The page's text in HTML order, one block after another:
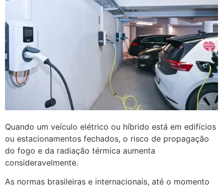
Quando um veículo elétrico ou híbrido está em edifícios
ou estacionamentos fechados, o risco de propagação
do fogo e da radiação térmica aumenta
consideravelmente.
As normas brasileiras e internacionais, até o momento